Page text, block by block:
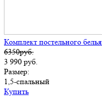
Комплект постельного
6350руб.
3 990 руб.
Размер:
1,5-спальный
Купить